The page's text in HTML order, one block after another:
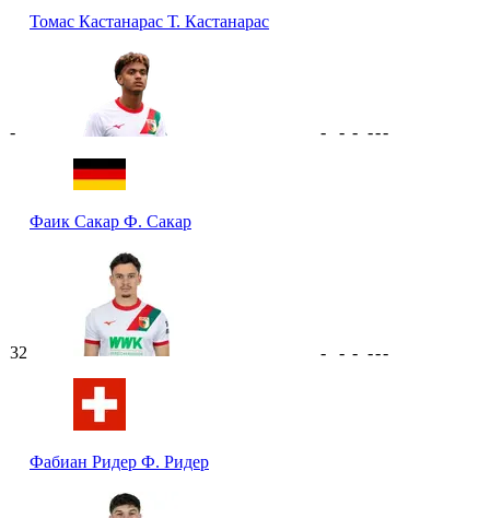
Томас Кастанарас Т. Кастанарас
-
Фаик Сакар Ф. Сакар
- - - ---
32
Фабиан Ридер Ф. Ридер
- - - ---